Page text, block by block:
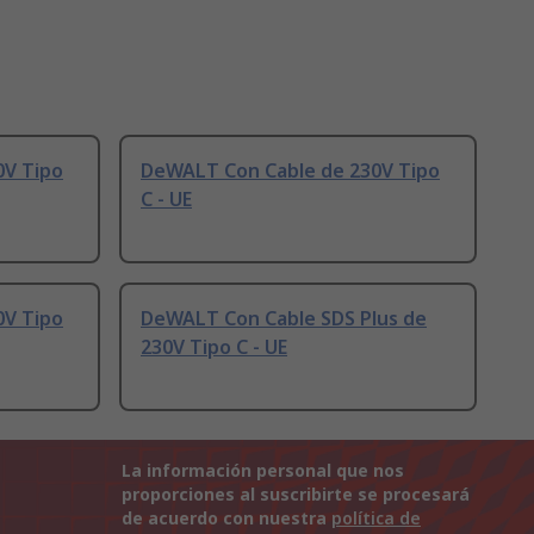
Tipo
DeWALT Con Cable de 230V Tipo
C - UE
Tipo
DeWALT Con Cable SDS Plus de
230V Tipo C - UE
La información personal que nos
proporciones al suscribirte se procesará
de acuerdo con nuestra política de